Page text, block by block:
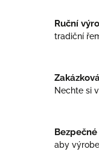
Ruční
tradiční
Nechte si
aby